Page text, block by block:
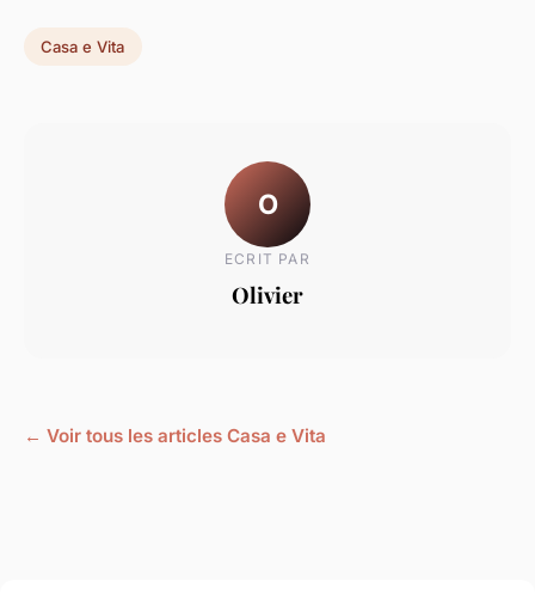
Casa e Vita
O
ECRIT PAR
Olivier
← Voir tous les articles Casa e Vita